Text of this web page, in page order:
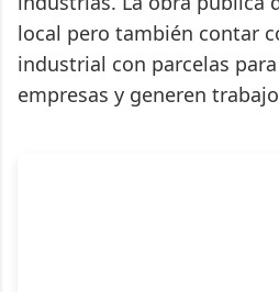
local pero también contar
industrial con parcelas
empresas y generen